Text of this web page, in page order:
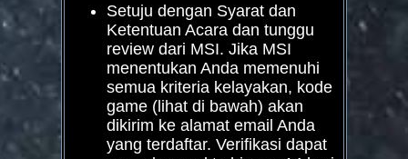
Setuju dengan Syarat dan
Ketentuan Acara dan tunggu
review dari MSI. Jika MSI
menentukan Anda memenuhi
semua kriteria kelayakan, kode
game (lihat di bawah) akan
dikirim ke alamat email Anda
yang terdaftar. Verifikasi dapat